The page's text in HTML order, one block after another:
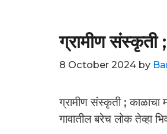
ग्रामीण संस्कृती
8 October 2024 by
ग्रामीण संस्कृती ; काळाचा
गावातील बरेच लोक तेव्हा